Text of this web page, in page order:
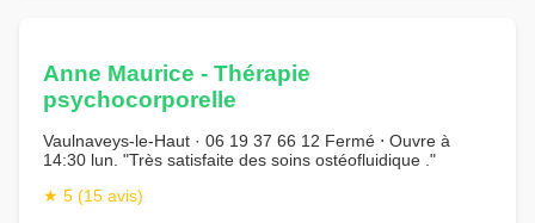
Anne Maurice - Thérapie
psychocorporelle
Vaulnaveys-le-Haut · 06 19 37 66 12 Fermé ⋅ Ouvre à
14:30 lun. "Très satisfaite des soins ostéofluidique ."
★ 5 (15 avis)